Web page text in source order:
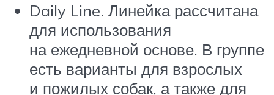
Daily Line. Линейка рассчитана
для использования
на ежедневной основе. В группе
есть варианты для взрослых
и пожилых собак, а также для